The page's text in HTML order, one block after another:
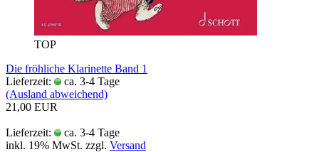
TOP
Die fröhliche Klarinette Band 1
Lieferzeit:
ca. 3-4 Tage
(Ausland abweichend)
21,00 EUR
Lieferzeit:
ca. 3-4 Tage
inkl. 19% MwSt. zzgl. Versand